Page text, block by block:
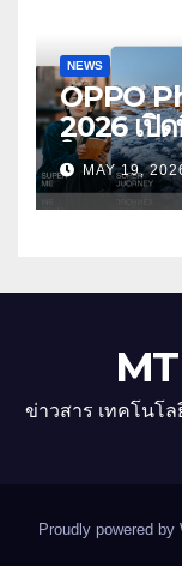
NEWS
OPPO
2026 เปิ
ใหม่ รับเท
หมวด
MAY 19,
ข่าวสาร เทคโนโล
Proudly powered by